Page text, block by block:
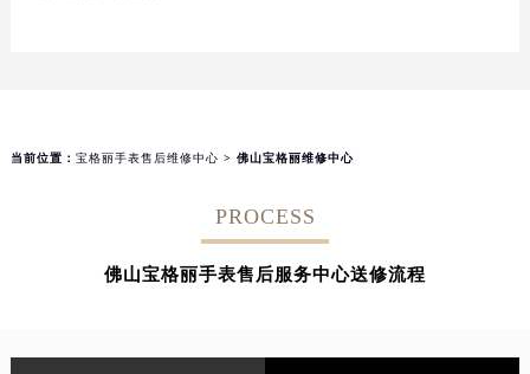
当前位置： 宝格丽手表售后维修中心 > 佛山宝格丽维修中心
PROCESS
佛山宝格丽手表售后服务中心送修流程